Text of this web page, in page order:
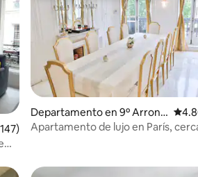
promedio: 4.95 de 5; 147
Departamento en 9º Arrond
issement
Apartamento de lujo en París,